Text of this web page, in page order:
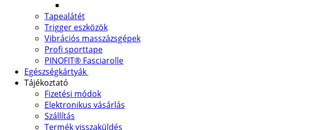
Tapealátét
Trigger eszközök
Vibrációs masszázsgépek
Profi sporttape
PINOFIT® Fasciarolle
Egészségkártyák
Tájékoztató
Fizetési módok
Elektronikus vásárlás
Szállítás
Termék visszaküldés